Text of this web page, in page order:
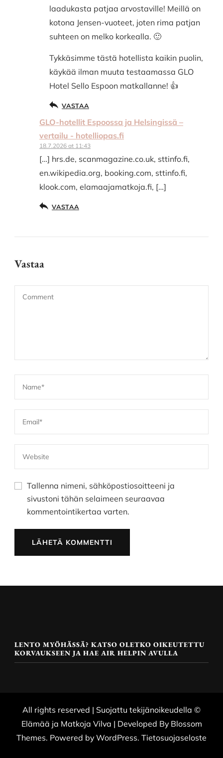
laadukasta patjaa arvostaville! Meillä on
kotona Jensen-vuoteet, joten rima patjan
suhteen on melko korkealla. 🙂
Tykkäsimme tästä hotellista kaikin puolin,
käykää ilman muuta testaamassa GLO
Hotel Sello Espoon matkallanne! 👍
VASTAA
GLO-hotellit Espoossa ja Helsingissä –
vertailu - hotelliopas.fi
18.7.2026 at 11:43
[…] hrs.de, scanmagazine.co.uk, sttinfo.fi,
en.wikipedia.org, booking.com, sttinfo.fi,
klook.com, elamaajamatkoja.fi, […]
VASTAA
Vastaa
Tallenna nimeni, sähköpostiosoitteeni ja
sivustoni tähän selaimeen seuraavaa
kommentointikertaa varten.
LENTO MYÖHÄSSÄ? KATSO OLETKO OIKEUTETTU
KORVAUKSEEN JA HAE AIR HELPIN AVULLA
All rights reserved | Suojattu tekijänoikeudella ©
Elämää ja Matkoja Vilva | Developed By Blossom
Themes. Powered byWordPress. Tietosuojaseloste